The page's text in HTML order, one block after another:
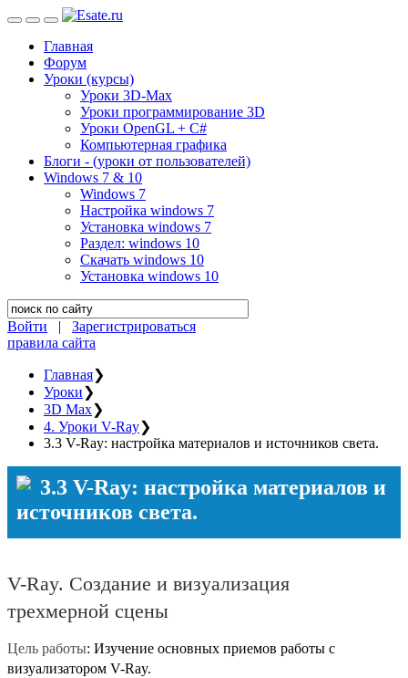
Главная
Форум
Уроки (курсы)
Уроки 3D-Max
Уроки программирование 3D
Уроки OpenGL + C#
Компьютерная графика
Блоги - (уроки от пользователей)
Windows 7 & 10
Windows 7
Настройка windows 7
Установка windows 7
Раздел: windows 10
Скачать windows 10
Установка windows 10
Войти | Зарегистрироваться
правила сайта
Главная❯
Уроки❯
3D Max❯
4. Уроки V-Ray❯
3.3 V-Ray: настройка материалов и источников света.
3.3 V-Ray: настройка материалов и
источников света.
V-Ray. Создание и визуализация
трехмерной сцены
Цель работы: Изучение основных приемов работы c
визуализатором V-Ray.